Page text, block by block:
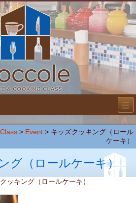
―
―
―
> Event > キッズクッキング（ロール
ケーキ）
グ（ロールケーキ）
ッキング（ロールケーキ）